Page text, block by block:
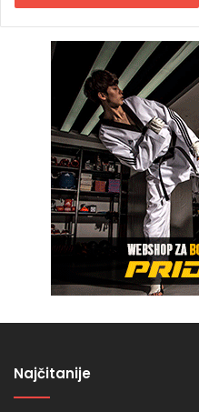
Najčitanije